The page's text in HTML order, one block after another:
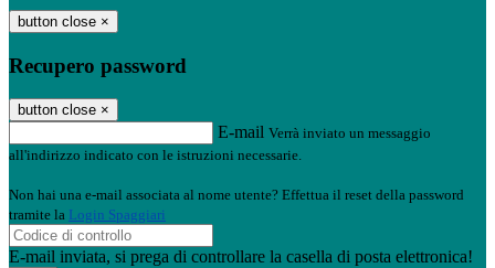
button close ×
Recupero password
button close ×
E-mail Verrà inviato un messaggio
all'indirizzo indicato con le istruzioni necessarie.
Non hai una e-mail associata al nome utente? Effettua il reset della password
tramite la Login Spaggiari
E-mail inviata, si prega di controllare la casella di posta elettronica!